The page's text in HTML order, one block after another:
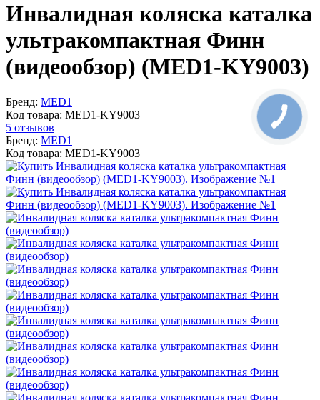
Инвалидная коляска каталка
ультракомпактная Финн
(видеообзор) (MED1-KY9003)
Бренд: MED1
Код товара: MED1-KY9003
5 отзывов
Бренд: MED1
Код товара: MED1-KY9003